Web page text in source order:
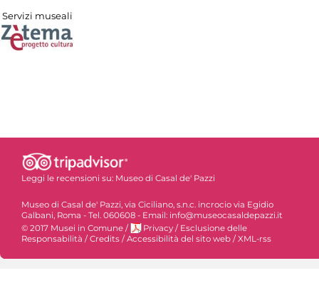
Servizi museali
Leggi le recensioni su: Museo di Casal de' Pazzi
Museo di Casal de' Pazzi, via Ciciliano, s.n.c. incrocio via Egidio
Galbani, Roma - Tel. 060608 - Email: info@museocasaldepazzi.it
© 2017 Musei in Comune / Privacy / Esclusione delle
Responsabilità /Credits /Accessibilità del sito web /XML-rss